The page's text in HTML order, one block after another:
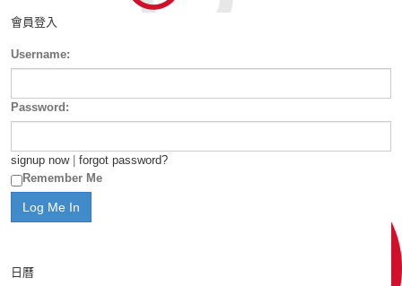
會員登入
Username:
Password:
signup now| forgot password?
Remember Me
日曆